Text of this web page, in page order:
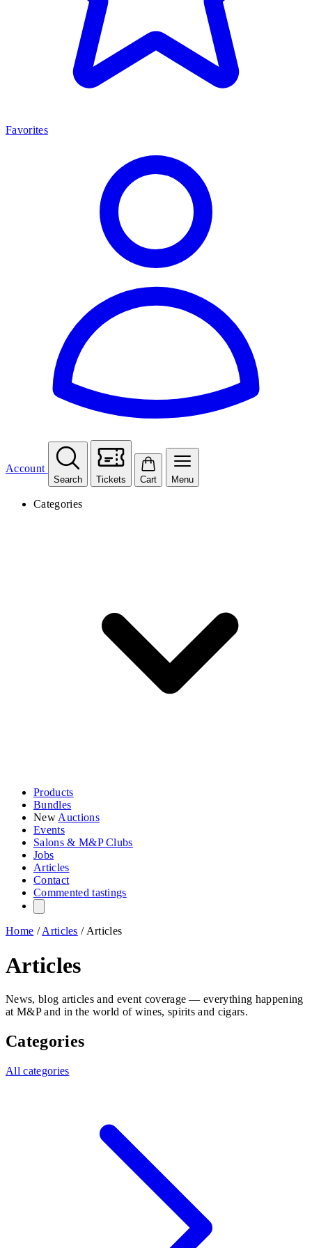
Favorites
Account
Search Tickets Cart Menu
Categories
Products
Bundles
New Auctions
Events
Salons & M&P Clubs
Jobs
Articles
Contact
Commented tastings
Home /Articles / Articles
Articles
News, blog articles and event coverage — everything happening
at M&P and in the world of wines, spirits and cigars.
Categories
All categories